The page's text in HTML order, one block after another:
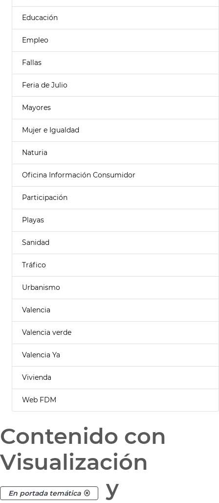
Educación
Empleo
Fallas
Feria de Julio
Mayores
Mujer e Igualdad
Naturia
Oficina Información Consumidor
Participación
Playas
Sanidad
Tráfico
Urbanismo
Valencia
Valencia verde
Valencia Ya
Vivienda
Web FDM
Contenido con
Visualización
En portada temática
y